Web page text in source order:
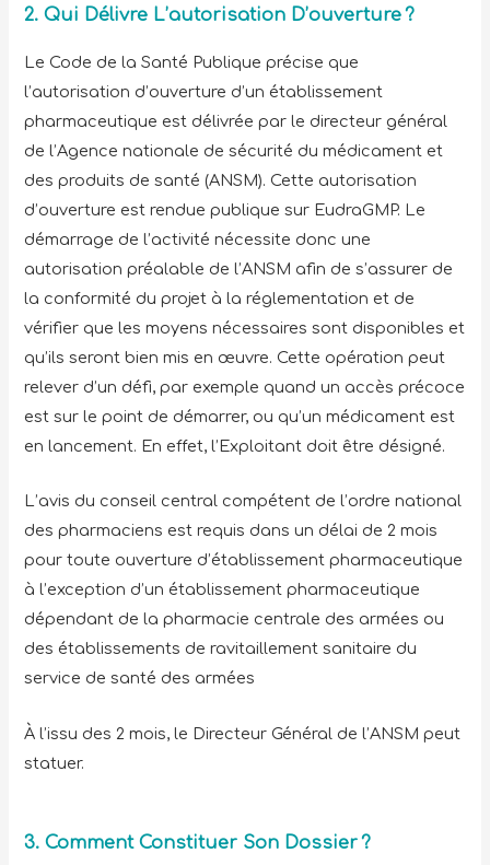
2. Qui Délivre L’autorisation D’ouverture ?
Le Code de la Santé Publique précise que
l’autorisation d’ouverture d’un établissement
pharmaceutique est délivrée par le directeur général
de l’Agence nationale de sécurité du médicament et
des produits de santé (ANSM). Cette autorisation
d’ouverture est rendue publique sur EudraGMP. Le
démarrage de l’activité nécessite donc une
autorisation préalable de l’ANSM afin de s’assurer de
la conformité du projet à la réglementation et de
vérifier que les moyens nécessaires sont disponibles et
qu’ils seront bien mis en œuvre. Cette opération peut
relever d’un défi, par exemple quand un accès précoce
est sur le point de démarrer, ou qu’un médicament est
en lancement. En effet, l’Exploitant doit être désigné.
L’avis du conseil central compétent de l’ordre national
des pharmaciens est requis dans un délai de 2 mois
pour toute ouverture d’établissement pharmaceutique
à l’exception d’un établissement pharmaceutique
dépendant de la pharmacie centrale des armées ou
des établissements de ravitaillement sanitaire du
service de santé des armées
À l’issu des 2 mois, le Directeur Général de l’ANSM peut
statuer.
3. Comment Constituer Son Dossier ?